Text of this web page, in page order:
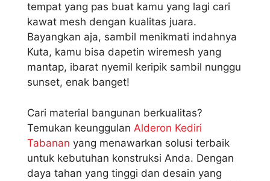
tempat yang pas buat kamu yang lagi cari
kawat mesh dengan kualitas juara.
Bayangkan aja, sambil menikmati indahnya
Kuta, kamu bisa dapetin wiremesh yang
mantap, ibarat nyemil keripik sambil nunggu
sunset, enak banget!
Cari material bangunan berkualitas?
Temukan keunggulan Alderon Kediri
Tabanan yang menawarkan solusi terbaik
untuk kebutuhan konstruksi Anda. Dengan
daya tahan yang tinggi dan desain yang